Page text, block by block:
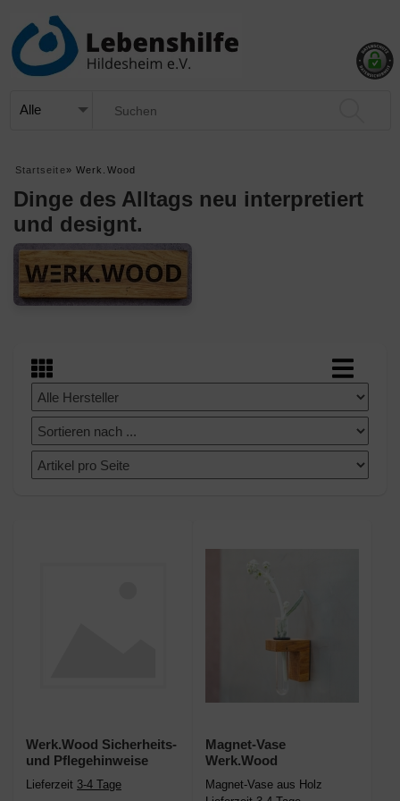
Startseite» Werk.Wood
Dinge des Alltags neu interpretiert
und designt.
Werk.Wood Sicherheits-
und Pflegehinweise
Lieferzeit 3-4 Tage
Magnet-Vase
Werk.Wood
Magnet-Vase aus Holz